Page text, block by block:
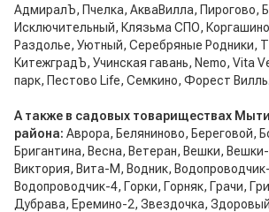
АдмиралЪ, Пчелка, АкваВилла, Пирогово,
Исключительный, Клязьма СПО,
Раздолье, Уютный, Серебряные Родники,
КитежградЪ, Учинская гавань, Nemo, Vita
парк, Пестово Life, Семкино, Форест Вилль.
А также в садовых товариществах
района: Аврора, Беляниново, Береговой,
Бригантина, Весна, Ветеран, Вешки,
Виктория, Вита-М, Водник,
Водопроводчик-4, Горки, Горняк, Грачи,
Дубрава, Еремино-2, Звездочка,